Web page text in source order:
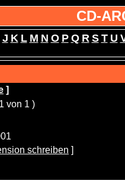
CD-
J K L M N O P Q R S T U
]
von 1 )
schreiben ]